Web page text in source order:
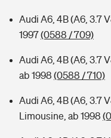
Audi A6, 4B (A6, 3.7
1997(0588 / 709)
Audi A6, 4B (A6, 3.7
ab 1998 (0588 / 710)
Audi A6, 4B (A6, 3.7
Limousine, ab 1998